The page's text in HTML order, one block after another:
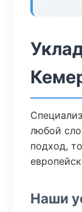
любой
подход,
Наши